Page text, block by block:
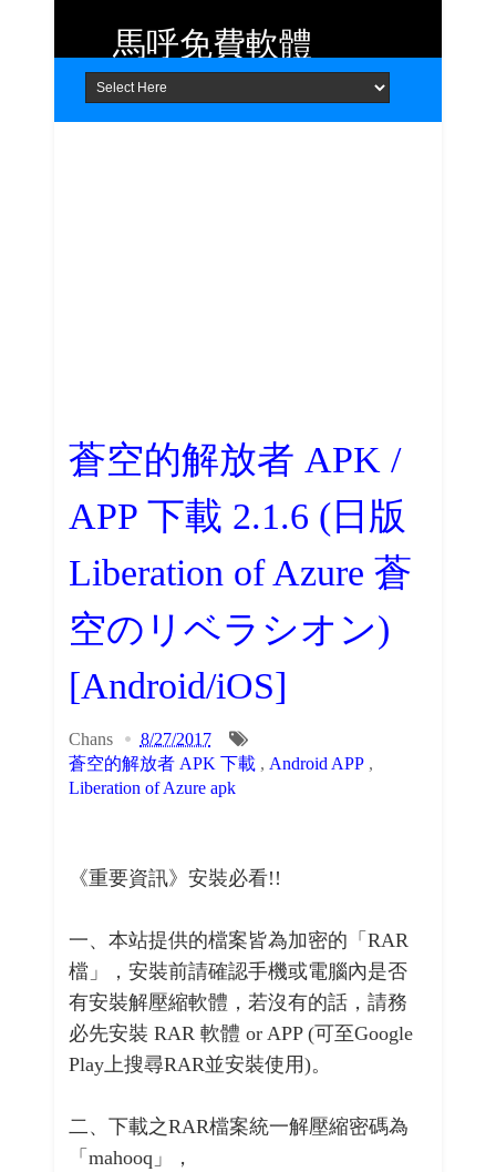
Home About Contact
馬呼免費軟體
提供 Android、iOS 好用的手機應用
程式及 Windows 免費軟體
蒼空的解放者 APK /
APP 下載 2.1.6 (日版
Liberation of Azure 蒼
空のリベラシオン)
[Android/iOS]
Chans
8/27/2017
蒼空的解放者 APK 下載, Android APP,
Liberation of Azure apk
《重要資訊》安裝必看!!
一、本站提供的檔案皆為加密的「RAR
檔」，安裝前請確認手機或電腦內是否
有安裝解壓縮軟體，若沒有的話，請務
必先安裝 RAR 軟體 or APP (可至Google
Play上搜尋RAR並安裝使用)。
二、下載之RAR檔案統一解壓縮密碼為
「mahooq」，